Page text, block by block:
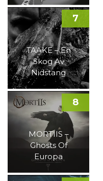
TAAKE – En
Skog Av
Nidstang
7
MORTIIS –
Ghosts Of
Europa
8